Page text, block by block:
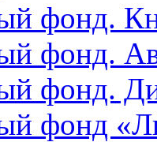
фонд.
фонд.
фонд.
фонд